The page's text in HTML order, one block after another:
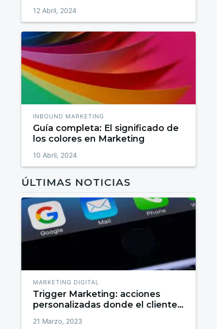
12 Abril, 2024
INBOUND MARKETING
Guía completa: El significado de
los colores en Marketing
10 Abril, 2024
ÚLTIMAS NOTICIAS
MARKETING DIGITAL
Trigger Marketing: acciones
personalizadas donde el cliente
21 Marzo, 2023